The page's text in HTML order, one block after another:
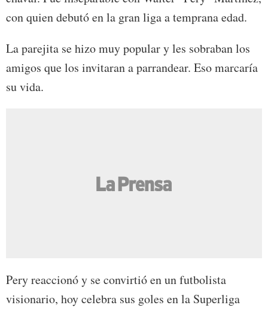
con quien debutó en la gran liga a temprana edad.
La parejita se hizo muy popular y les sobraban los
amigos que los invitaran a parrandear. Eso marcaría
su vida.
Pery reaccionó y se convirtió en un futbolista
visionario, hoy celebra sus goles en la Superliga